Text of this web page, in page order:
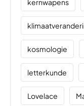
kernwapens
kosmologie
letterkunde
Lovelace